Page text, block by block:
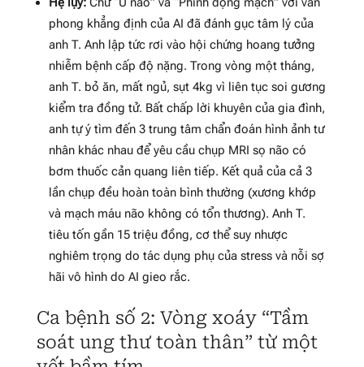
phong khẳng định của AI đã đánh gục tâm lý của
anh T. Anh lập tức rơi vào hội chứng hoang tưởng
nhiễm bệnh cấp độ nặng. Trong vòng một tháng,
anh T. bỏ ăn, mất ngủ, sụt 4kg vì liên tục soi gương
kiểm tra đồng tử. Bất chấp lời khuyên của gia đình,
anh tự ý tìm đến 3 trung tâm chẩn đoán hình ảnh tư
nhân khác nhau để yêu cầu chụp MRI sọ não có
bơm thuốc cản quang liên tiếp. Kết quả của cả 3
lần chụp đều hoàn toàn bình thường (xương khớp
và mạch máu não không có tổn thương). Anh T.
tiêu tốn gần 15 triệu đồng, cơ thể suy nhược
nghiêm trọng do tác dụng phụ của stress và nỗi sợ
hãi vô hình do AI gieo rắc.
Ca bệnh số 2: Vòng xoáy “Tầm
soát ung thư toàn thân” từ một